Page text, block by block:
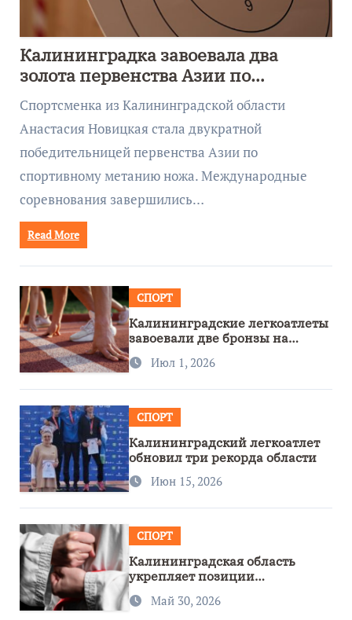
Калининградка завоевала два
золота первенства Азии по
метанию ножа
Спортсменка из Калининградской области
Анастасия Новицкая стала двукратной
победительницей первенства Азии по
спортивному метанию ножа. Международные
соревнования завершились…
Read More
СПОРТ
Калининградские легкоатлеты
завоевали две бронзы на
первенстве России
Июл 1, 2026
СПОРТ
Калининградский легкоатлет
обновил три рекорда области
Июн 15, 2026
СПОРТ
Калининградская область
укрепляет позиции
спортивного региона
Май 30, 2026